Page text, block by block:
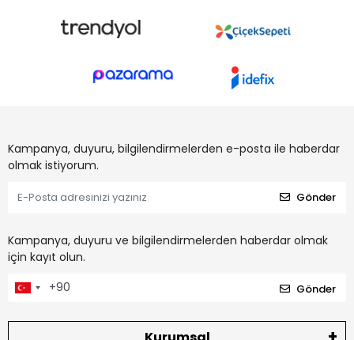
Kampanya, duyuru, bilgilendirmelerden e-posta ile haberdar
olmak istiyorum.
Gönder
Kampanya, duyuru ve bilgilendirmelerden haberdar olmak
için kayıt olun.
Gönder